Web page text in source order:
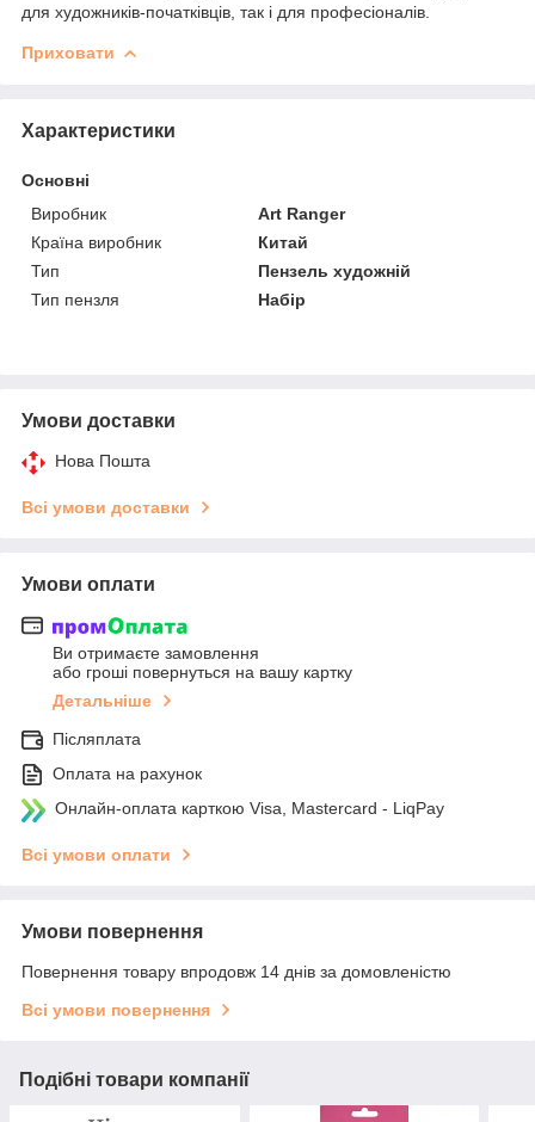
для художників-початківців, так і для професіоналів.
Приховати
Характеристики
Основні
Виробник
Art Ranger
Країна виробник
Китай
Тип
Пензель художній
Тип пензля
Набір
Умови доставки
Нова Пошта
Всі умови доставки
Умови оплати
Ви отримаєте замовлення
або гроші повернуться на вашу картку
Детальніше
Післяплата
Оплата на рахунок
Онлайн-оплата карткою Visa, Mastercard - LiqPay
Всі умови оплати
Умови повернення
Повернення товару впродовж 14 днів за домовленістю
Всі умови повернення
Подібні товари компанії